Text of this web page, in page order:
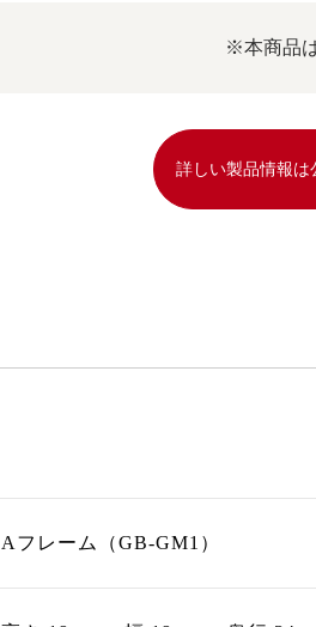
※本商品
詳しい製品情報は
Aフレーム（GB-GM1）